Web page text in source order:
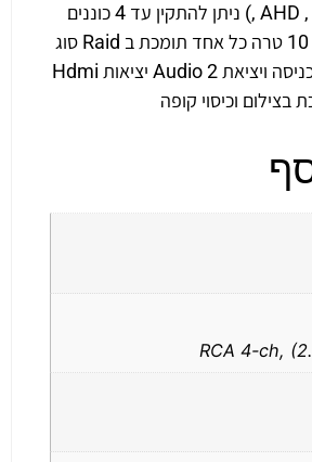
, AHD , CVI , CVBS , IP) ניתן להתקין עד 4 כוננים
קשיחים בנפח של 10 טרה כל אחד תומכת ב Raid סוג
0 , 1 , 5 , 6 ו 10 כניסה ויציאת Audio 2 יציאות Hdmi
RCA 4-ch,